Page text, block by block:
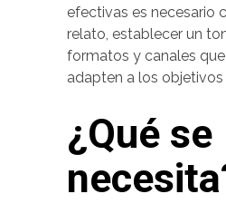
efectivas es necesario
relato, establecer un
formatos y canales
adapten a los objetivos
¿Qué se